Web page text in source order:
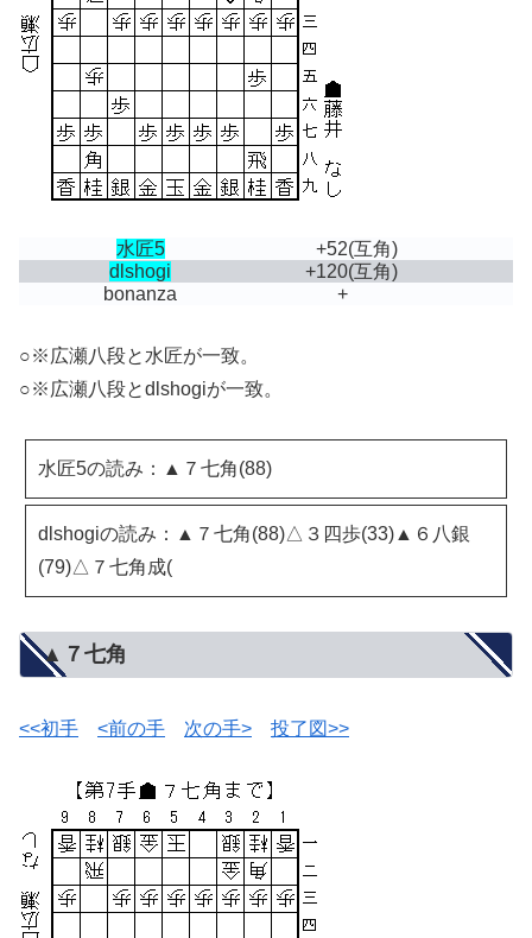
水匠5 +52(互角)
dlshogi
+120(互角)
bonanza
+
○※広瀬八段と水匠が一致。
○※広瀬八段とdlshogiが一致。
水匠5の読み：▲７七角(88)
dlshogiの読み：▲７七角(88)△３四歩(33)▲６八銀
(79)△７七角成(
▲７七角
<<初手 <前の手 次の手> 投了図>>